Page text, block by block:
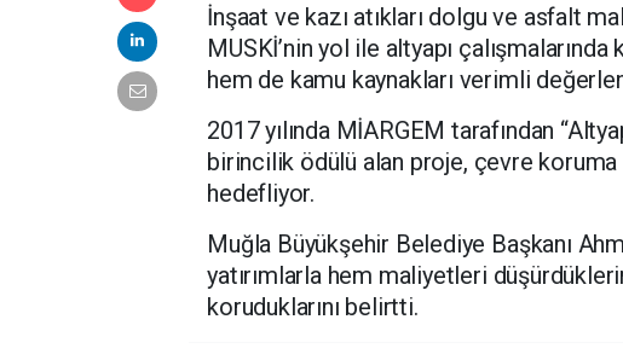
İnşaat ve kazı atıkları dolgu ve asfalt
MUSKİ’nin yol ile altyapı
hem de kamu kaynakları verimli
2017 yılında MİARGEM tarafından
birincilik ödülü alan proje, çevre
hedefliyor.
Muğla Büyükşehir Belediye Başkanı
yatırımlarla hem maliyetleri
koruduklarını belirtti.